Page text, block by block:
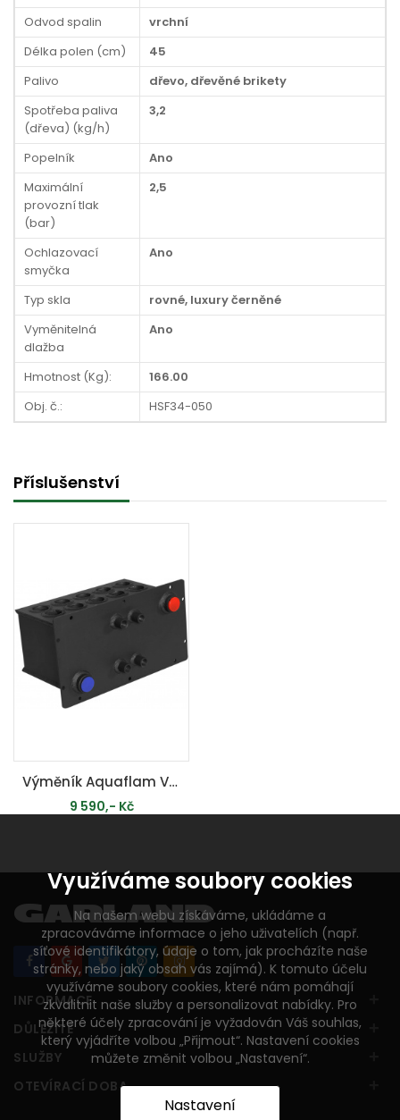
Odvod spalin
vrchní
Délka polen (cm)
45
Palivo
dřevo, dřevěné brikety
Spotřeba paliva
(dřeva) (kg/h)
3,2
Popelník
Ano
Maximální
provozní tlak
(bar)
2,5
Ochlazovací
smyčka
Ano
Typ skla
rovné, luxury černěné
Vyměnitelná
dlažba
Ano
Hmotnost (Kg):
166.00
Obj. č.:
HSF34-050
Příslušenství
Výměník Aquaflam VARIO 7kW - teplovodní krbová kamna
9 590,- Kč
INFORMACE
DŮLEŽITÉ
SLUŽBY
OTEVÍRACÍ DOBA
Využíváme soubory cookies
Na našem webu získáváme, ukládáme a
zpracováváme informace o jeho uživatelích (např.
síťové identifikátory, údaje o tom, jak procházíte naše
stránky, nebo jaký obsah vás zajímá). K tomuto účelu
využíváme soubory cookies, které nám pomáhají
zkvalitnit naše služby a personalizovat nabídky. Pro
některé účely zpracování je vyžadován Váš souhlas,
který vyjádříte volbou „Přijmout“. Nastavení cookies
můžete změnit volbou „Nastavení“.
Nastavení